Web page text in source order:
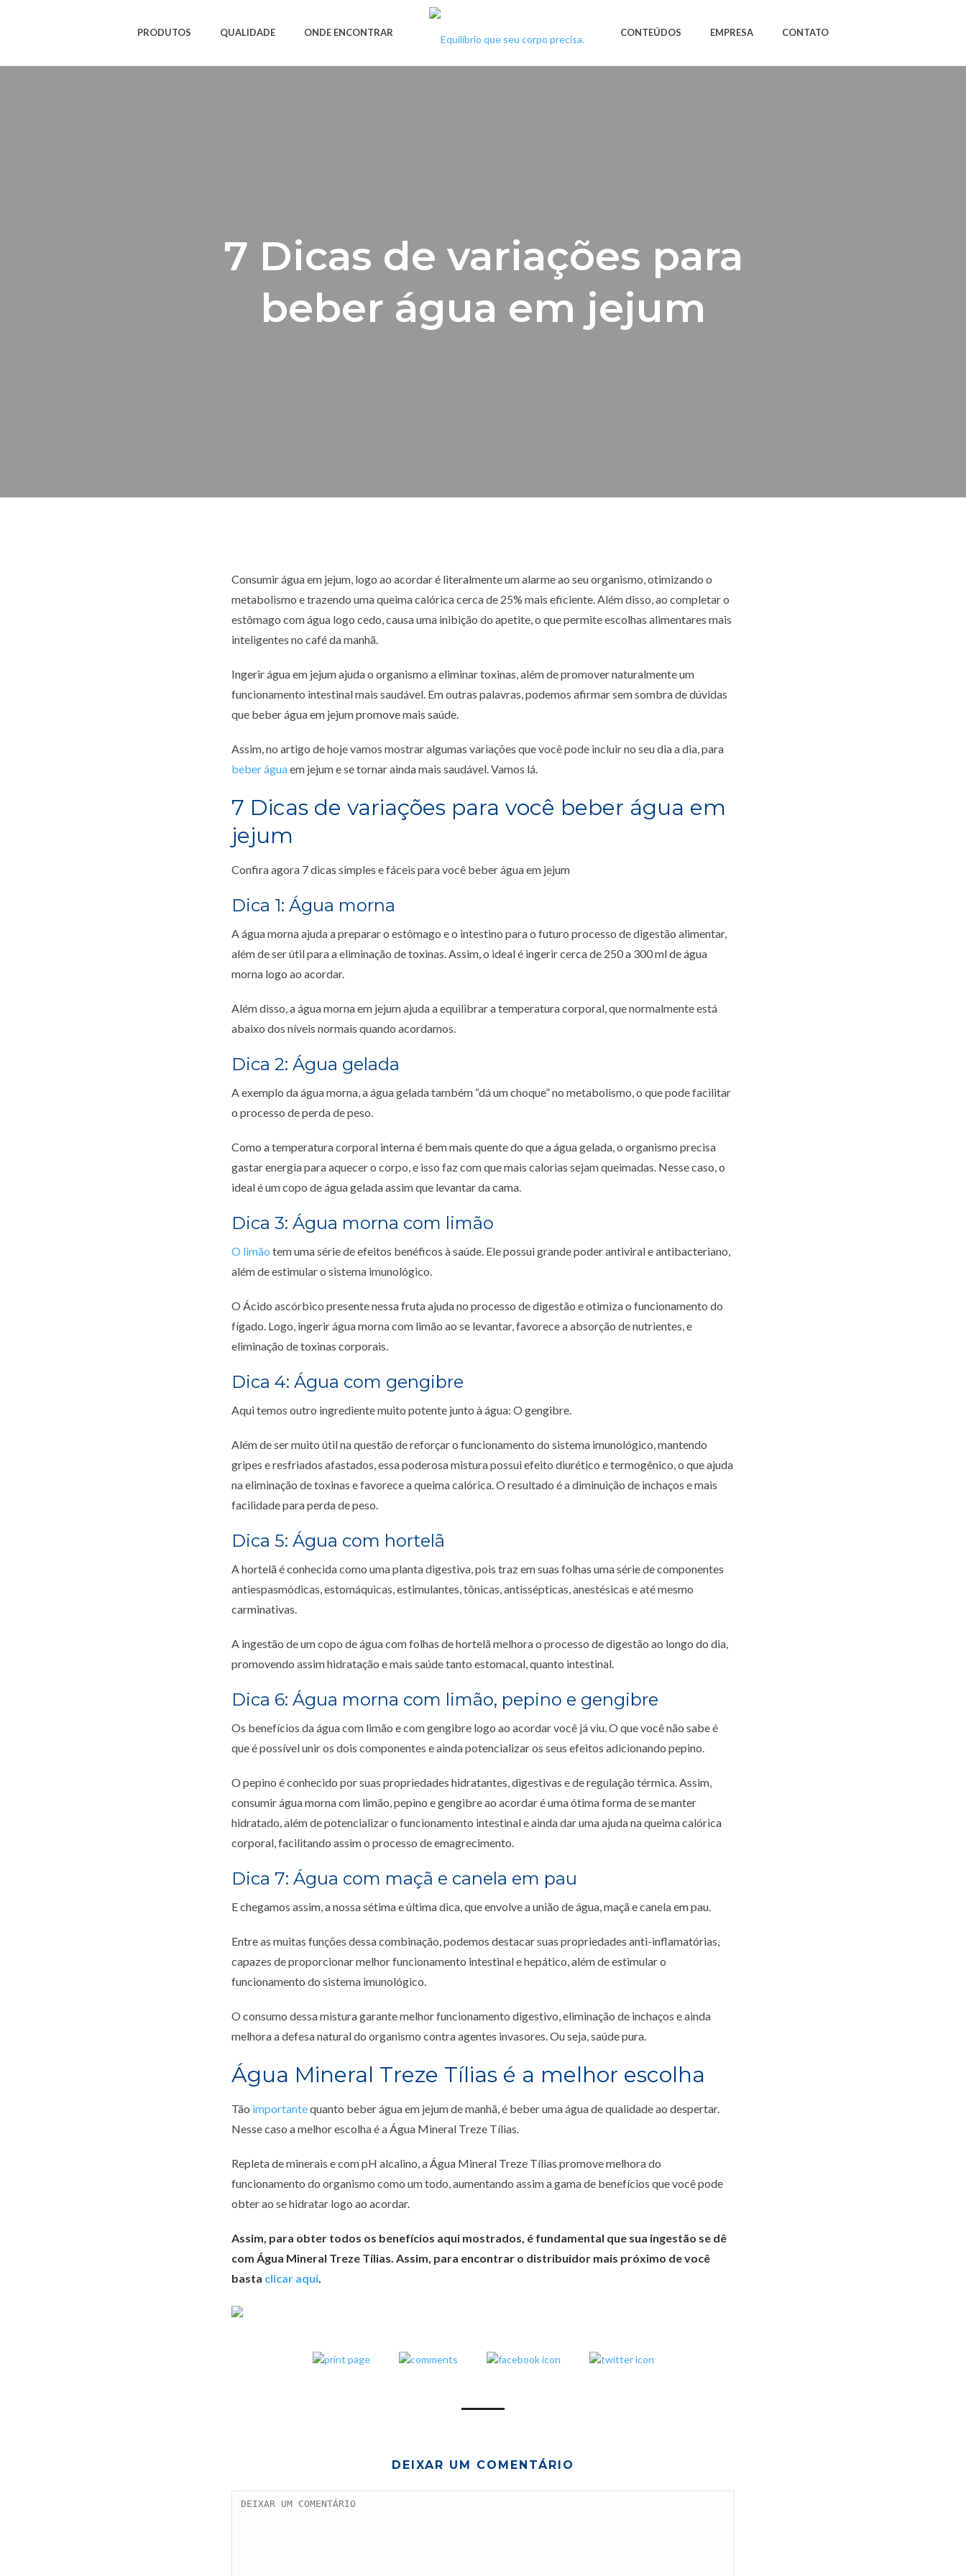
PRODUTOS QUALIDADE ONDE ENCONTRAR CONTEÚDOS EMPRESA CONTATO
7 Dicas de variações para
beber água em jejum
Consumir água em jejum, logo ao acordar é literalmente um alarme ao seu organismo, otimizando o
metabolismo e trazendo uma queima calórica cerca de 25% mais eficiente. Além disso, ao completar o
estômago com água logo cedo, causa uma inibição do apetite, o que permite escolhas alimentares mais
inteligentes no café da manhã.
Ingerir água em jejum ajuda o organismo a eliminar toxinas, além de promover naturalmente um
funcionamento intestinal mais saudável. Em outras palavras, podemos afirmar sem sombra de dúvidas
que beber água em jejum promove mais saúde.
Assim, no artigo de hoje vamos mostrar algumas variações que você pode incluir no seu dia a dia, para
beber águaem jejum e se tornar ainda mais saudável. Vamos lá.
7 Dicas de variações para você beber água em
jejum
Confira agora 7 dicas simples e fáceis para você beber água em jejum
Dica 1: Água morna
A água morna ajuda a preparar o estômago e o intestino para o futuro processo de digestão alimentar,
além de ser útil para a eliminação de toxinas. Assim, o ideal é ingerir cerca de 250 a 300 ml de água
morna logo ao acordar.
Além disso, a água morna em jejum ajuda a equilibrar a temperatura corporal, que normalmente está
abaixo dos níveis normais quando acordamos.
Dica 2: Água gelada
A exemplo da água morna, a água gelada também “dá um choque” no metabolismo, o que pode facilitar
o processo de perda de peso.
Como a temperatura corporal interna é bem mais quente do que a água gelada, o organismo precisa
gastar energia para aquecer o corpo, e isso faz com que mais calorias sejam queimadas. Nesse caso, o
ideal é um copo de água gelada assim que levantar da cama.
Dica 3: Água morna com limão
O limão tem uma série de efeitos benéficos à saúde. Ele possui grande poder antiviral e antibacteriano,
além de estimular o sistema imunológico.
O Ácido ascórbico presente nessa fruta ajuda no processo de digestão e otimiza o funcionamento do
fígado. Logo, ingerir água morna com limão ao se levantar, favorece a absorção de nutrientes, e
eliminação de toxinas corporais.
Dica 4: Água com gengibre
Aqui temos outro ingrediente muito potente junto à água: O gengibre.
Além de ser muito útil na questão de reforçar o funcionamento do sistema imunológico, mantendo
gripes e resfriados afastados, essa poderosa mistura possui efeito diurético e termogênico, o que ajuda
na eliminação de toxinas e favorece a queima calórica. O resultado é a diminuição de inchaços e mais
facilidade para perda de peso.
Dica 5: Água com hortelã
A hortelã é conhecida como uma planta digestiva, pois traz em suas folhas uma série de componentes
antiespasmódicas, estomáquicas, estimulantes, tônicas, antissépticas, anestésicas e até mesmo
carminativas.
A ingestão de um copo de água com folhas de hortelã melhora o processo de digestão ao longo do dia,
promovendo assim hidratação e mais saúde tanto estomacal, quanto intestinal.
Dica 6: Água morna com limão, pepino e gengibre
Os benefícios da água com limão e com gengibre logo ao acordar você já viu. O que você não sabe é
que é possível unir os dois componentes e ainda potencializar os seus efeitos adicionando pepino.
O pepino é conhecido por suas propriedades hidratantes, digestivas e de regulação térmica. Assim,
consumir água morna com limão, pepino e gengibre ao acordar é uma ótima forma de se manter
hidratado, além de potencializar o funcionamento intestinal e ainda dar uma ajuda na queima calórica
corporal, facilitando assim o processo de emagrecimento.
Dica 7: Água com maçã e canela em pau
E chegamos assim, a nossa sétima e última dica, que envolve a união de água, maçã e canela em pau.
Entre as muitas funções dessa combinação, podemos destacar suas propriedades anti-inflamatórias,
capazes de proporcionar melhor funcionamento intestinal e hepático, além de estimular o
funcionamento do sistema imunológico.
O consumo dessa mistura garante melhor funcionamento digestivo, eliminação de inchaços e ainda
melhora a defesa natural do organismo contra agentes invasores. Ou seja, saúde pura.
Água Mineral Treze Tílias é a melhor escolha
Tão importantequanto beber água em jejum de manhã, é beber uma água de qualidade ao despertar.
Nesse caso a melhor escolha é a Água Mineral Treze Tílias.
Repleta de minerais e com pH alcalino, a Água Mineral Treze Tílias promove melhora do
funcionamento do organismo como um todo, aumentando assim a gama de benefícios que você pode
obter ao se hidratar logo ao acordar.
Assim, para obter todos os benefícios aqui mostrados, é fundamental que sua ingestão se dê
com Água Mineral Treze Tílias. Assim, para encontrar o distribuidor mais próximo de você
basta clicar aqui.
DEIXAR UM COMENTÁRIO